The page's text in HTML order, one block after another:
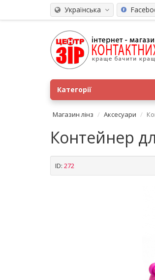
Українська
Категорії
Магазин лінз Аксесуари
Контейнер
ID: 272